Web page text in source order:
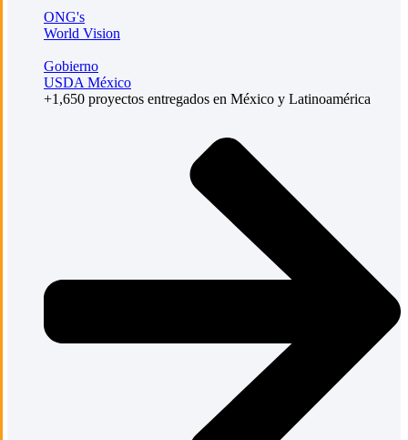
ONG's
World Vision
Gobierno
USDA México
+1,650 proyectos entregados en México y Latinoamérica